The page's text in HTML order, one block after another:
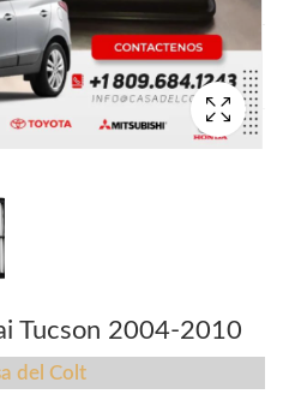
Tucson 2004-2010
del Colt